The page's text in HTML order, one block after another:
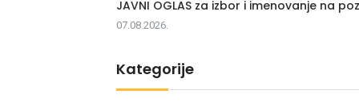
JAVNI OGLAS za izbor i imenovanje na
07.08.2026.
Kategorije